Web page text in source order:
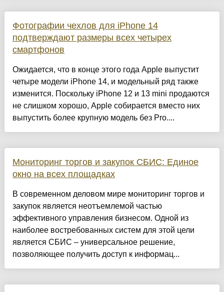
Фотографии чехлов для iPhone 14
подтверждают размеры всех четырех
смартфонов
Ожидается, что в конце этого года Apple выпустит
четыре модели iPhone 14, и модельный ряд также
изменится. Поскольку iPhone 12 и 13 mini продаются
не слишком хорошо, Apple собирается вместо них
выпустить более крупную модель без Pro....
Мониторинг торгов и закупок СБИС: Единое
окно на всех площадках
В современном деловом мире мониторинг торгов и
закупок является неотъемлемой частью
эффективного управления бизнесом. Одной из
наиболее востребованных систем для этой цели
является СБИС – универсальное решение,
позволяющее получить доступ к информац...